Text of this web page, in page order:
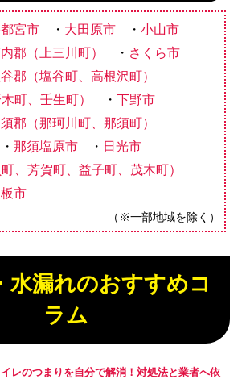
宮市 大田原市
小山市
郡（上三川町）
さくら市
郡（塩谷町、高根沢町）
町、壬生町）
下野市
郡（那珂川町、那須町）
那須塩原市
日光市
、芳賀町、益子町、茂木町）
市
（※一部地域を除く）
水漏れのおすすめコ
ラム
イレのつまりを自分で解消！対処法と業者へ依